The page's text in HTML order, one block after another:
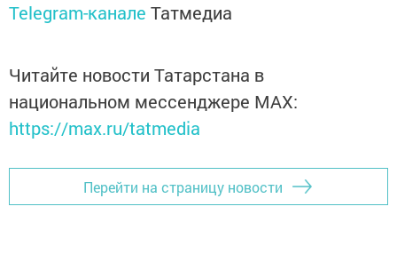
Telegram-канале Татмедиа
Читайте новости Татарстана в
национальном мессенджере MАХ:
https://max.ru/tatmedia
Перейти на страницу новости